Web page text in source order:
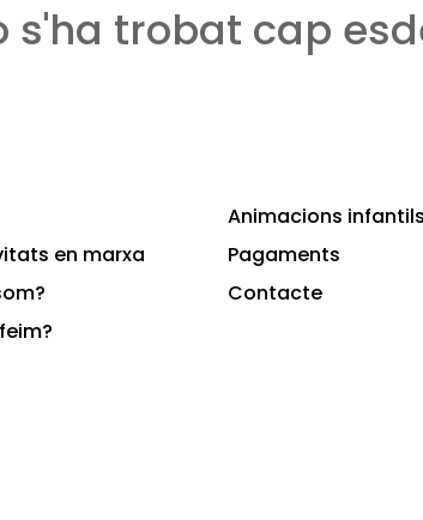
s'ha trobat cap
en marxa
Animacions infantils
Pagaments
Contacte